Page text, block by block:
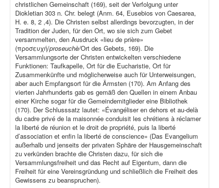
christlichen Gemeinschaft (169), seit der Verfolgung unter
Diokletian 303 n. Chr. belegt (Anm. 64, Eusebios von Caesarea,
H. e. 8, 2 ,4). Die Christen selbst allerdings bevorzugten, in der
Tradition der Juden, für den Ort, wo sie sich zum Gebet
versammelten, den Ausdruck «lieu de prière»
(προσευχή/proseuchè/Ort des Gebets, 169). Die
Versammlungsorte der Christen entwickelten verschiedene
Funktionen: Taufkapelle, Ort für die Eucharistie, Ort für
Zusammenkünfte und möglicherweise auch für Unterweisungen,
aber auch Empfangsort für die Ärmsten (170). Am Anfang des
vierten Jahrhunderts gab es gemäß den Quellen in einem Anbau
einer Kirche sogar für die Gemeindemitglieder eine Bibliothek
(170). Der Schlusssatz lautet: «Évangéliser en dehors et au-delà
du cadre privé de la maisonnée conduisit les chrétiens à réclamer
la liberté de réunion et le droit de propriété, puis la liberté
d’association et enfin la liberté de conscience» (Das Evangelium
außerhalb und jenseits der privaten Sphäre der Hausgemeinschaft
zu verkünden brachte die Christen dazu, für sich die
Versammlungsfreiheit und das Recht auf Eigentum, dann die
Freiheit für eine Vereinsgründung und schließlich die Freiheit des
Gewissens zu beanspruchen).